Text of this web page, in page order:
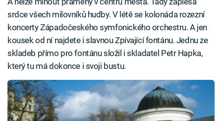
srdce všech milovníků hudby. V létě se kolonáda rozezní
koncerty Západočeského symfonického orchestru. A jen
kousek od ní najdete i slavnou Zpívající fontánu. Jednu ze
skladeb přímo pro fontánu složil i skladatel Petr Hapka,
který tu má dokonce i svoji bustu.